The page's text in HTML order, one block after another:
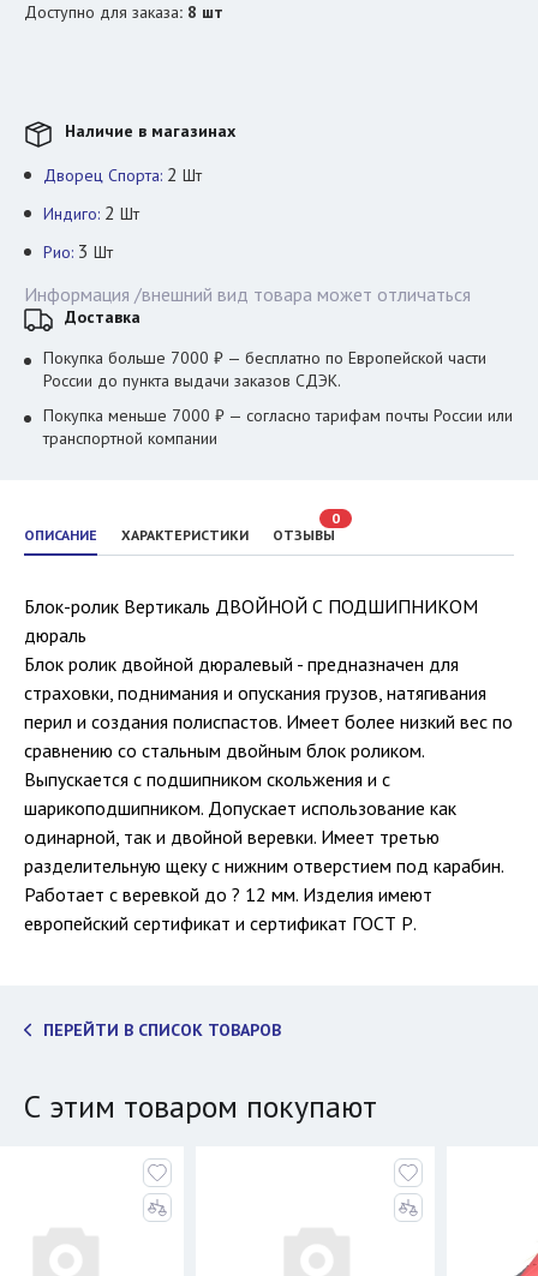
Доступно для заказа: 8 шт
ОПИСАНИЕ ХАРАКТЕРИСТИКИ ОТЗЫВЫ
0
Блок-ролик Вертикаль ДВОЙНОЙ С ПОДШИПНИКОМ
дюраль
Блок ролик двойной дюралевый - предназначен для
страховки, поднимания и опускания грузов, натягивания
перил и создания полиспастов. Имеет более низкий вес по
сравнению со стальным двойным блок роликом.
Выпускается с подшипником скольжения и с
шарикоподшипником. Допускает использование как
одинарной, так и двойной веревки. Имеет третью
разделительную щеку с нижним отверстием под карабин.
Работает с веревкой до ? 12 мм. Изделия имеют
европейский сертификат и сертификат ГОСТ Р.
ПЕРЕЙТИ В СПИСОК ТОВАРОВ
Наличие в магазинах
Дворец Спорта: 2 Шт
Индиго: 2 Шт
Рио: 3 Шт
Информация /внешний вид товара может отличаться
Доставка
Покупка больше 7000 ₽ — бесплатно по Европейской части
России до пункта выдачи заказов СДЭК.
Покупка меньше 7000 ₽ — согласно тарифам почты России или
транспортной компании
С этим товаром покупают